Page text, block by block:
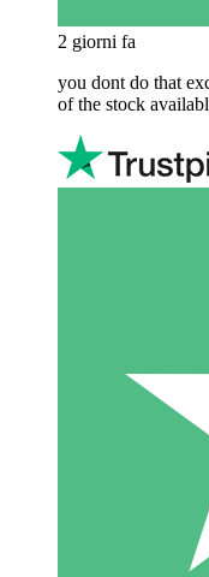
2 giorni fa
you dont do that
of the stock